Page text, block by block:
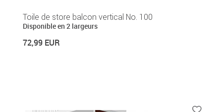
Toile de store balcon vertical No. 100
Disponible en 2 largeurs
72,99 EUR